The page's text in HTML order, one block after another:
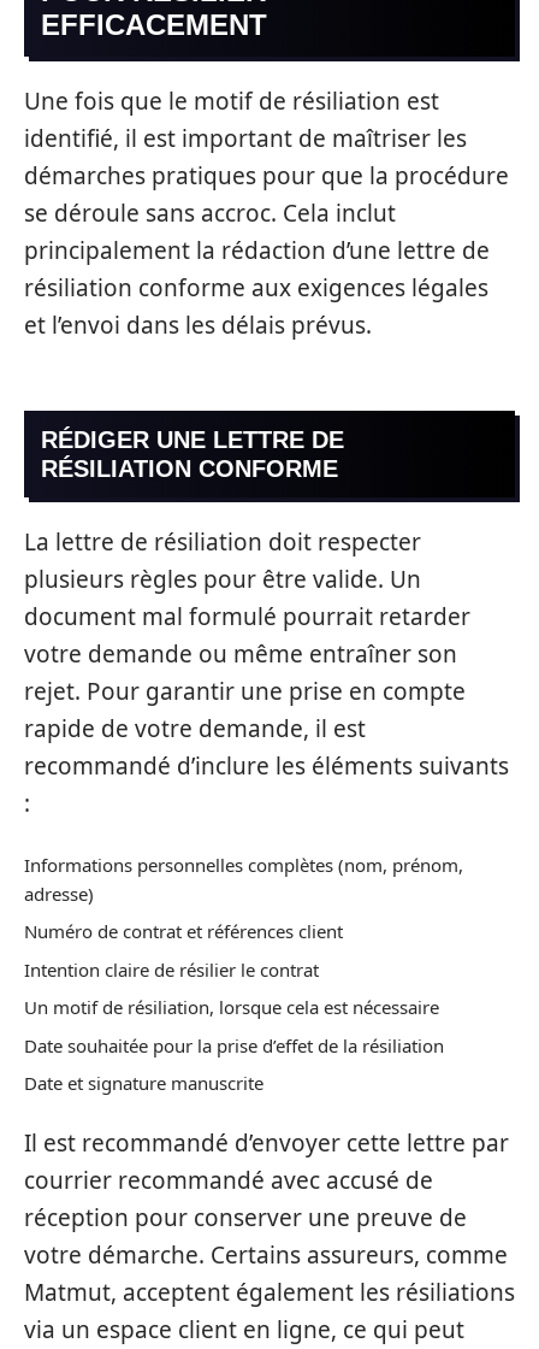
EFFICACEMENT
Une fois que le motif de résiliation est
identifié, il est important de maîtriser les
démarches pratiques pour que la procédure
se déroule sans accroc. Cela inclut
principalement la rédaction d’une lettre de
résiliation conforme aux exigences légales
et l’envoi dans les délais prévus.
RÉDIGER UNE LETTRE DE
RÉSILIATION CONFORME
La lettre de résiliation doit respecter
plusieurs règles pour être valide. Un
document mal formulé pourrait retarder
votre demande ou même entraîner son
rejet. Pour garantir une prise en compte
rapide de votre demande, il est
recommandé d’inclure les éléments suivants
:
Informations personnelles complètes (nom, prénom,
adresse)
Numéro de contrat et références client
Intention claire de résilier le contrat
Un motif de résiliation, lorsque cela est nécessaire
Date souhaitée pour la prise d’effet de la résiliation
Date et signature manuscrite
Il est recommandé d’envoyer cette lettre par
courrier recommandé avec accusé de
réception pour conserver une preuve de
votre démarche. Certains assureurs, comme
Matmut, acceptent également les résiliations
via un espace client en ligne, ce qui peut